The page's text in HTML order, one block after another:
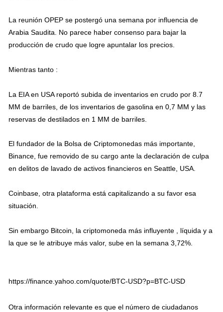
La reunión OPEP se postergó una semana por influencia de
Arabia Saudita. No parece haber consenso para bajar la
producción de crudo que logre apuntalar los precios.
Mientras tanto :
La EIA en USA reportó subida de inventarios en crudo por 8.7
MM de barriles, de los inventarios de gasolina en 0,7 MM y las
reservas de destilados en 1 MM de barriles.
El fundador de la Bolsa de Criptomonedas más importante,
Binance, fue removido de su cargo ante la declaración de culpa
en delitos de lavado de activos financieros en Seattle, USA.
Coinbase, otra plataforma está capitalizando a su favor esa
situación.
Sin embargo Bitcoin, la criptomoneda más influyente , líquida y a
la que se le atribuye más valor, sube en la semana 3,72%.
https://finance.yahoo.com/quote/BTC-USD?p=BTC-USD
Otra información relevante es que el número de ciudadanos